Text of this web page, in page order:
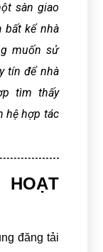
sàn giao
bất kể nhà
muốn sử
tín để nhà
tìm thấy
hệ hợp tác
đăng tải